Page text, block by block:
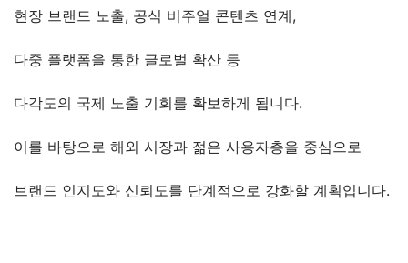
현장 브랜드 노출, 공식 비주얼 콘텐츠 연계,
다중 플랫폼을 통한 글로벌 확산 등
다각도의 국제 노출 기회를 확보하게 됩니다.
이를 바탕으로 해외 시장과 젊은 사용자층을 중심으로
브랜드 인지도와 신뢰도를 단계적으로 강화할 계획입니다.